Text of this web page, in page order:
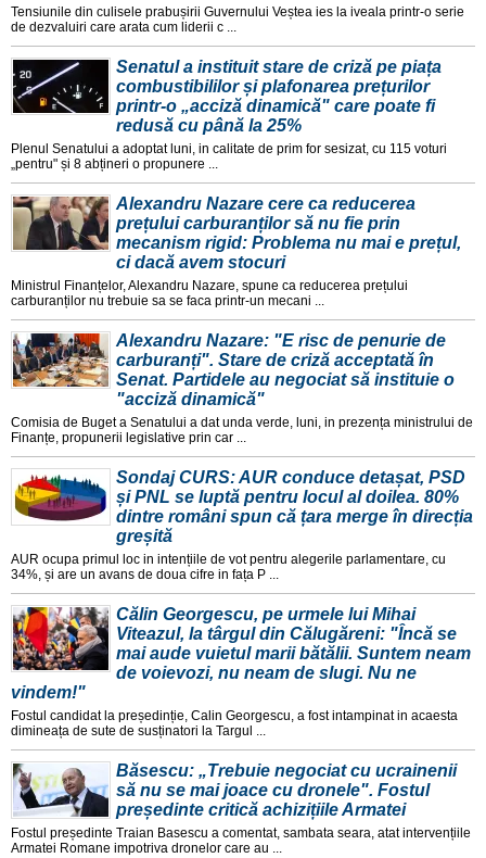
Tensiunile din culisele prabușirii Guvernului Veștea ies la iveala printr-o serie
de dezvaluiri care arata cum liderii c ...
Senatul a instituit stare de criză pe piața
combustibililor și plafonarea prețurilor
printr-o „acciză dinamică" care poate fi
redusă cu până la 25%
Plenul Senatului a adoptat luni, in calitate de prim for sesizat, cu 115 voturi
„pentru" și 8 abțineri o propunere ...
Alexandru Nazare cere ca reducerea
prețului carburanților să nu fie prin
mecanism rigid: Problema nu mai e prețul,
ci dacă avem stocuri
Ministrul Finanțelor, Alexandru Nazare, spune ca reducerea prețului
carburanților nu trebuie sa se faca printr-un mecani ...
Alexandru Nazare: "E risc de penurie de
carburanți". Stare de criză acceptată în
Senat. Partidele au negociat să instituie o
"acciză dinamică"
Comisia de Buget a Senatului a dat unda verde, luni, in prezența ministrului de
Finanțe, propunerii legislative prin car ...
Sondaj CURS: AUR conduce detașat, PSD
și PNL se luptă pentru locul al doilea. 80%
dintre români spun că țara merge în direcția
greșită
AUR ocupa primul loc in intențiile de vot pentru alegerile parlamentare, cu
34%, și are un avans de doua cifre in fața P ...
Călin Georgescu, pe urmele lui Mihai
Viteazul, la târgul din Călugăreni: "Încă se
mai aude vuietul marii bătălii. Suntem neam
de voievozi, nu neam de slugi. Nu ne
vindem!"
Fostul candidat la președinție, Calin Georgescu, a fost intampinat in acaesta
dimineața de sute de susținatori la Targul ...
Băsescu: „Trebuie negociat cu ucrainenii
să nu se mai joace cu dronele". Fostul
președinte critică achizițiile Armatei
Fostul președinte Traian Basescu a comentat, sambata seara, atat intervențiile
Armatei Romane impotriva dronelor care au ...